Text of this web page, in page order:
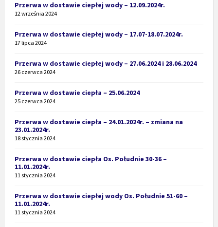
Przerwa w dostawie ciepłej wody – 12.09.2024r.
12 września 2024
Przerwa w dostawie ciepłej wody – 17.07-18.07.2024r.
17 lipca 2024
Przerwa w dostawie ciepłej wody – 27.06.2024 i 28.06.2024
26 czerwca 2024
Przerwa w dostawie ciepła – 25.06.2024
25 czerwca 2024
Przerwa w dostawie ciepła – 24.01.2024r. – zmiana na
23.01.2024r.
18 stycznia 2024
Przerwa w dostawie ciepła Os. Południe 30-36 –
11.01.2024r.
11 stycznia 2024
Przerwa w dostawie ciepłej wody Os. Południe 51-60 –
11.01.2024r.
11 stycznia 2024